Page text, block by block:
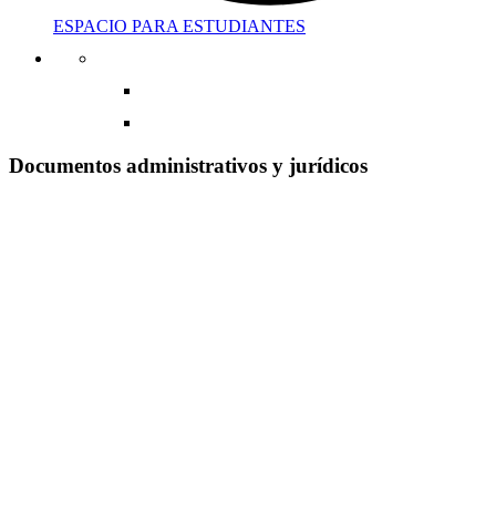
ESPACIO PARA ESTUDIANTES
Documentos administrativos y jurídicos